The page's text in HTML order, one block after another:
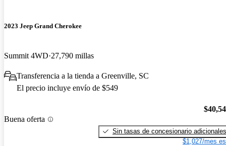
2023 Jeep Grand Cherokee
Summit 4WD 27,790 millas
Transferencia a la tienda a Greenville, SC
El precio incluye envío de $549
Buena oferta
Sin tasas de concesionario adicionales
$1,027/mes